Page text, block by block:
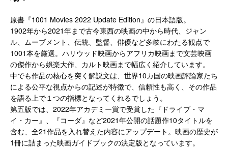
原書『1001 Movies 2022 Update Edition』の日本語版。
1902年から2021年まで古今東西の映画の中から時代、ジャン
ル、ムーブメント、伝統、監督、俳優など多岐にわたる観点で
1001本を厳選。ハリウッド映画からアフリカ映画まで文芸映画
の傑作から娯楽大作、カルト映画まで幅広く紹介しています。
中でも作品の核心を突く解説文は、世界10カ国の映画評論家たち
による公平な視点からの記述が特徴で、信頼性も高く、その作品
を語る上で１つの指標となってくれるでしょう。
第五版では、2022年アカデミー賞で受賞した『ドライブ・マ
イ・カー』、『コーダ』など2021年公開の話題作10タイトルを
含む、全21作品を入れ替えた内容にアップデート。映画の歴史が
1冊に詰まった映画ガイドブックの決定版となっています。